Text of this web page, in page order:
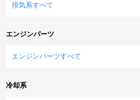
排気系すべて
エンジンパーツ
エンジンパーツすべて
冷却系